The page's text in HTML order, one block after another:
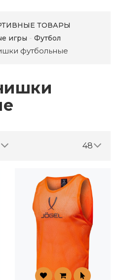
ТОВАРЫ
игры
Футбол
футбольные
48